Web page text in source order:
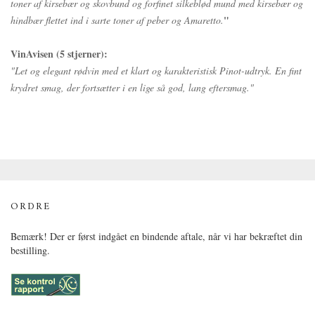
toner af kirsebær og skovbund og forfinet silkeblød mund med kirsebær og
hindbær flettet ind i sarte toner af peber og Amaretto."
VinAvisen (5 stjerner):
"Let og elegant rødvin med et klart og karakteristisk Pinot-udtryk. En fint
krydret smag, der fortsætter i en lige så god, lang eftersmag."
ORDRE
Bemærk! Der er først indgået en bindende aftale, når vi har bekræftet din
bestilling.